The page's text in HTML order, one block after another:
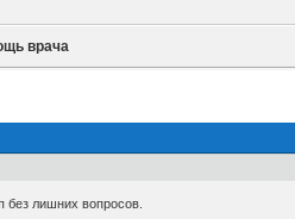
врача
без лишних вопросов.